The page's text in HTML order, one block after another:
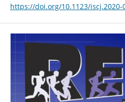
https://doi.org/10.1123/iscj.2020-